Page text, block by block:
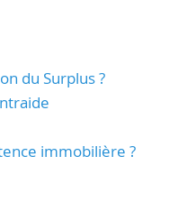
du Surplus ?
immobilière ?